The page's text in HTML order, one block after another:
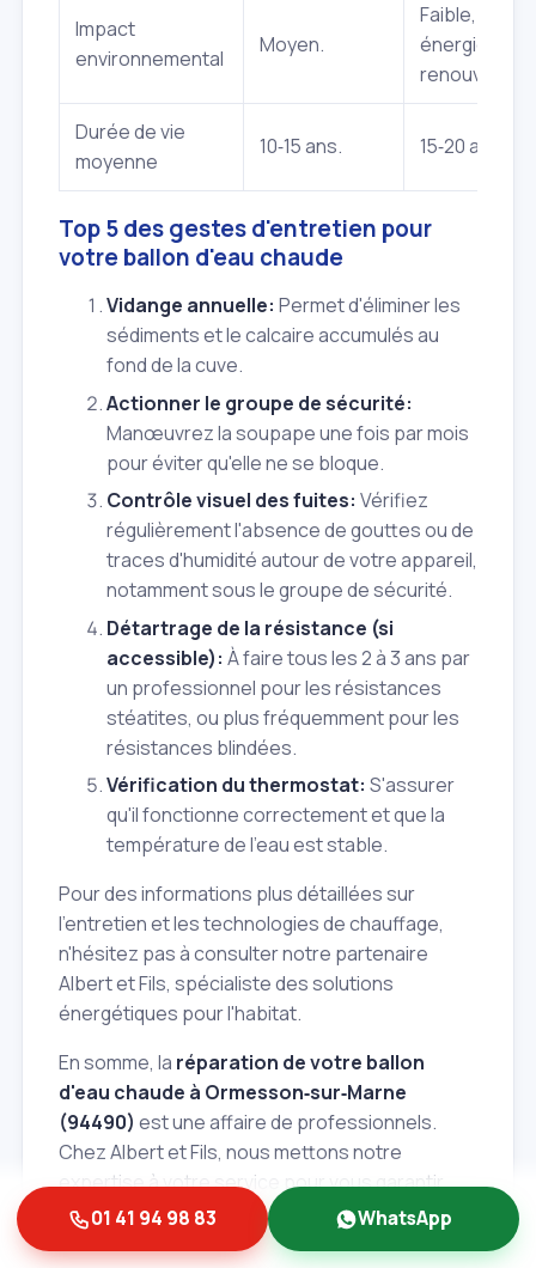
Impact
environnemental
Moyen.
Faible,
énergie
Durée de vie
moyenne
10‑15 ans. 15‑20 ans.
Top 5 des gestes d'entretien pour
votre ballon d'eau chaude
Vidange annuelle: Permet d'éliminer les
sédiments et le calcaire accumulés au
fond de la cuve.
Actionner le groupe de sécurité:
Manœuvrez la soupape une fois par mois
pour éviter qu'elle ne se bloque.
Contrôle visuel des fuites: Vérifiez
régulièrement l'absence de gouttes ou de
traces d'humidité autour de votre appareil,
notamment sous le groupe de sécurité.
Détartrage de la résistance (si
accessible): À faire tous les 2 à 3 ans par
un professionnel pour les résistances
stéatites, ou plus fréquemment pour les
résistances blindées.
Vérification du thermostat: S'assurer
qu'il fonctionne correctement et que la
température de l'eau est stable.
Pour des informations plus détaillées sur
l'entretien et les technologies de chauffage,
n'hésitez pas à consulter notre partenaire
Albert et Fils, spécialiste des solutions
énergétiques pour l'habitat.
En somme, la réparation de votre ballon
d'eau chaude à Ormesson‑sur‑Marne
(94490) est une affaire de professionnels.
Chez Albert et Fils, nous mettons notre
expertise à votre service pour vous garantir
une intervention rapide, un diagnostic précis et
une réparation durable. Ne laissez pas une
01 41 94 98 83 WhatsApp